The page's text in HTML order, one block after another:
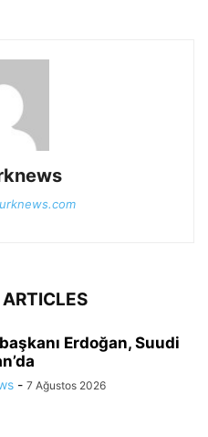
Erdoğan, Suudi
- 7 Ağustos 2026